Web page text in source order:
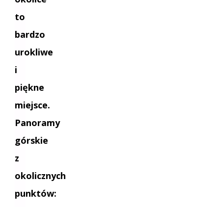
to
bardzo
urokliwe
i
piękne
miejsce.
Panoramy
górskie
z
okolicznych
punktów: